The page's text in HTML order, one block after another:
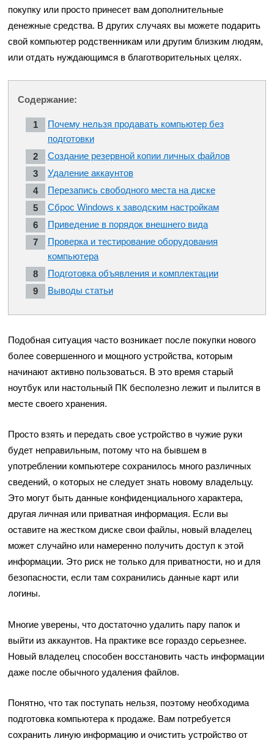
покупку или просто принесет вам дополнительные
денежные средства. В других случаях вы можете подарить
свой компьютер родственникам или другим близким людям,
или отдать нуждающимся в благотворительных целях.
Содержание:
Почему нельзя продавать компьютер без
подготовки
Создание резервной копии личных файлов
Удаление аккаунтов
Перезапись свободного места на диске
Сброс Windows к заводским настройкам
Приведение в порядок внешнего вида
Проверка и тестирование оборудования
компьютера
Подготовка объявления и комплектации
Выводы статьи
Подобная ситуация часто возникает после покупки нового
более совершенного и мощного устройства, которым
начинают активно пользоваться. В это время старый
ноутбук или настольный ПК бесполезно лежит и пылится в
месте своего хранения.
Просто взять и передать свое устройство в чужие руки
будет неправильным, потому что на бывшем в
употреблении компьютере сохранилось много различных
сведений, о которых не следует знать новому владельцу.
Это могут быть данные конфиденциального характера,
другая личная или приватная информация. Если вы
оставите на жестком диске свои файлы, новый владелец
может случайно или намеренно получить доступ к этой
информации. Это риск не только для приватности, но и для
безопасности, если там сохранились данные карт или
логины.
Многие уверены, что достаточно удалить пару папок и
выйти из аккаунтов. На практике все гораздо серьезнее.
Новый владелец способен восстановить часть информации
даже после обычного удаления файлов.
Понятно, что так поступать нельзя, поэтому необходима
подготовка компьютера к продаже. Вам потребуется
сохранить линую информацию и очистить устройство от